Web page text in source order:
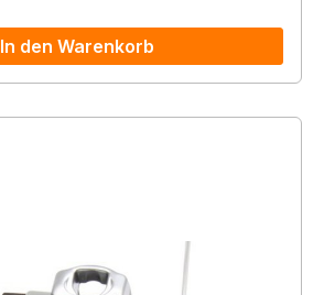
In den Warenkorb